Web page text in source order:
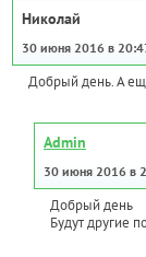
Николай
30 июня 2016 в
Добрый день. А
Admin
30 июня 2016 в
Добрый день
Будут другие